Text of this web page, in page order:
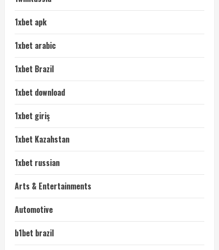
1xbet apk
1xbet arabic
1xbet Brazil
1xbet download
1xbet giriş
1xbet Kazahstan
1xbet russian
Arts & Entertainments
Automotive
b1bet brazil